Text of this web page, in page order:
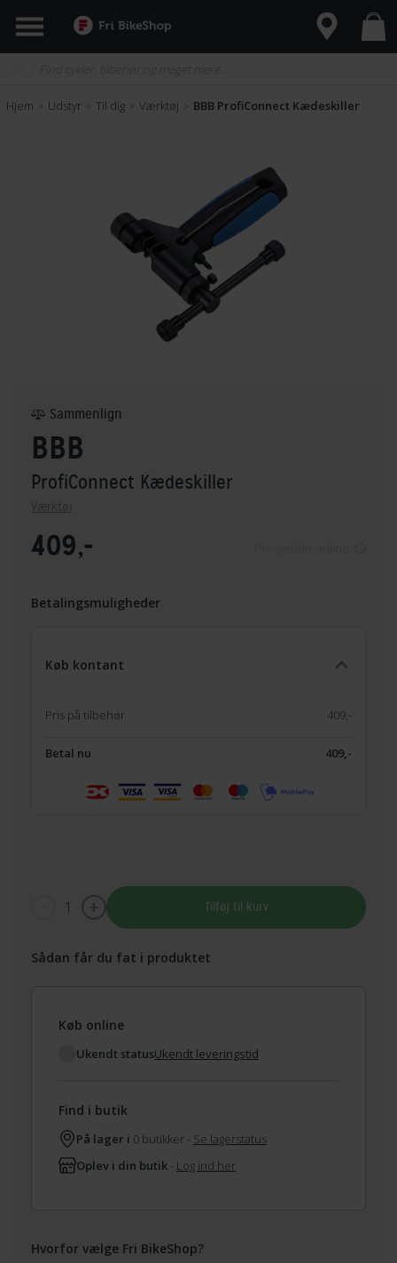
Hjem > Udstyr > Til dig > Værktøj > BBB ProfiConnect Kædeskiller
BBB
ProfiConnect Kædeskiller
Værktøj
Sammenlign
409,-
Betalingsmuligheder
Køb kontant
Pris på tilbehør 409,-
Betal nu 409,-
1 Tilføj til kurv
Sådan får du fat i produktet
Køb online
Ukendt statusUkendt leveringstid
Find i butik
På lager i 0 butikker - Se lagerstatus
Oplev i din butik - Log ind her
Hvorfor vælge Fri BikeShop?